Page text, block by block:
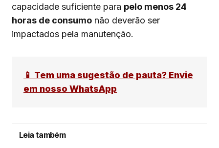
capacidade suficiente para pelo menos 24
horas de consumo não deverão ser
impactados pela manutenção.
📱 Tem uma sugestão de pauta? Envie
em nosso WhatsApp
Leia também